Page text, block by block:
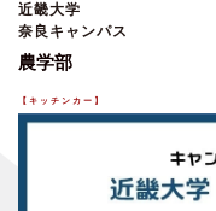
近畿大学
奈良キャンパス
農学部
【 キッチンカー 】